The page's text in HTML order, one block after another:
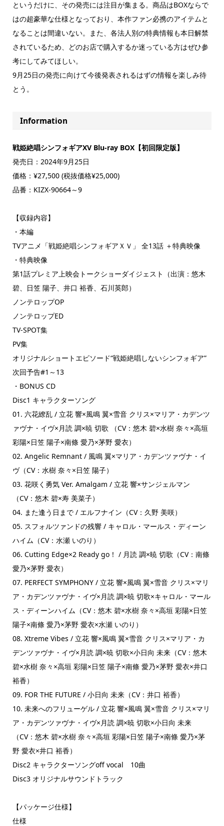
というだけに、その発売には注目が集まる。商品はBOXならで
はの超豪華な仕様となっており、本作ファン必携のアイテムと
なることは間違いない。また、各法人別の特典情報も本日解禁
されているため、どのお店で購入するか迷っている方はぜひ参
考にしてみてほしい。
9月25日の発売に向けて今後発表されるはずの情報を楽しみ待
とう。
Information
戦姫絶唱シンフォギアXV Blu-ray BOX【初回限定版】
発売日：2024年9月25日
価格：¥27,500 (税抜価格¥25,000)
品番：KIZX-90664～9
【収録内容】
・本編
TVアニメ「戦姫絶唱シンフォギアＸＶ」 全13話 ＋特典映像
・特典映像
第1話プレミア上映会トークショーダイジェスト（出演：悠木
碧、日笠 陽子、井口 裕香、石川英郎）
ノンテロップOP
ノンテロップED
TV-SPOT集
PV集
オリジナルショートエピソード“戦姫絶唱しないシンフォギア”
次回予告#1～13
・BONUS CD
Disc1 キャラクターソング
01. 六花繚乱 / 立花 響×風鳴 翼×雪音 クリス×マリア・カデンツ
ァヴナ・イヴ×月読 調×暁 切歌 （CV：悠木 碧×水樹 奈々×高垣
彩陽×日笠 陽子×南條 愛乃×茅野 愛衣）
02. Angelic Remnant / 風鳴 翼×マリア・カデンツァヴナ・イ
ヴ（CV：水樹 奈々×日笠 陽子）
03. 花咲く勇気 Ver. Amalgam / 立花 響×サンジェルマン
（CV：悠木 碧×寿 美菜子）
04. また逢う日まで / エルフナイン（CV：久野 美咲）
05. スフォルツァンドの残響 / キャロル・マールス・ディーン
ハイム（CV：水瀬 いのり）
06. Cutting Edge×2 Ready go！ / 月読 調×暁 切歌（CV：南條
愛乃×茅野 愛衣）
07. PERFECT SYMPHONY / 立花 響×風鳴 翼×雪音 クリス×マリ
ア・カデンツァヴナ・イヴ×月読 調×暁 切歌×キャロル・マール
ス・ディーンハイム（CV：悠木 碧×水樹 奈々×高垣 彩陽×日笠
陽子×南條 愛乃×茅野 愛衣×水瀬 いのり）
08. Xtreme Vibes / 立花 響×風鳴 翼×雪音 クリス×マリア・カ
デンツァヴナ・イヴ×月読 調×暁 切歌×小日向 未来（CV：悠木
碧×水樹 奈々×高垣 彩陽×日笠 陽子×南條 愛乃×茅野 愛衣×井口
裕香）
09. FOR THE FUTURE / 小日向 未来（CV：井口 裕香）
10. 未来へのフリューゲル / 立花 響×風鳴 翼×雪音 クリス×マリ
ア・カデンツァヴナ・イヴ×月読 調×暁 切歌×小日向 未来
（CV：悠木 碧×水樹 奈々×高垣 彩陽×日笠 陽子×南條 愛乃×茅
野 愛衣×井口 裕香）
Disc2 キャラクターソングoff vocal 10曲
Disc3 オリジナルサウンドトラック
【パッケージ仕様】
仕様